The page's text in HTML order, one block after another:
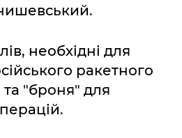
необхідні для
ракетного
та "броня" для